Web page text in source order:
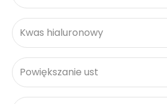
Kwas hialuronowy
Powiększanie ust